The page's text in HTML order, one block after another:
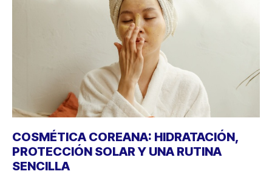
COSMÉTICA COREANA: HIDRATACIÓN,
PROTECCIÓN SOLAR Y UNA RUTINA
SENCILLA